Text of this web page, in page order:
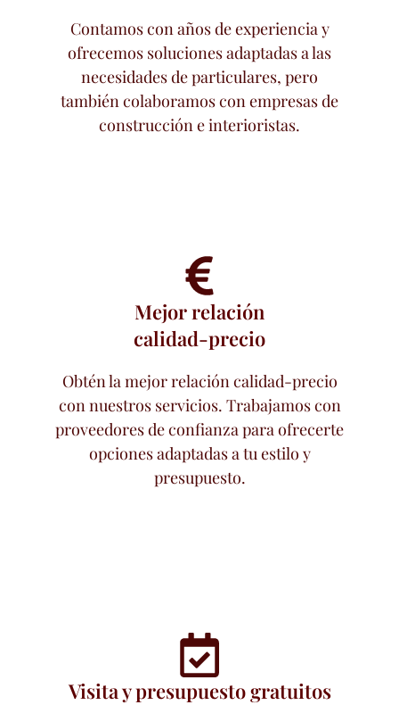
Contamos con años de experiencia y
ofrecemos soluciones adaptadas a las
necesidades de particulares, pero
también colaboramos con empresas de
construcción e interioristas.
Mejor relación
calidad-precio
Obtén la mejor relación calidad-precio
con nuestros servicios. Trabajamos con
proveedores de confianza para ofrecerte
opciones adaptadas a tu estilo y
presupuesto.
Visita y presupuesto gratuitos